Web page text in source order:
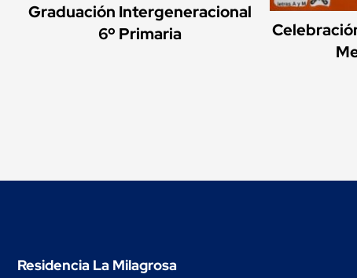
Graduación Intergeneracional
6º Primaria
Residencia La Milagrosa